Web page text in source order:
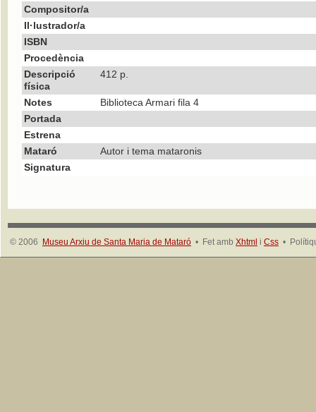
Compositor/a
Il·lustrador/a
ISBN
Procedència
Descripció
física
412 p.
Notes
Biblioteca Armari fila 4
Portada
Estrena
Mataró
Autor i tema mataronis
Signatura
© 2006 Museu Arxiu de Santa Maria de Mataró • Fet amb Xhtml i Css •